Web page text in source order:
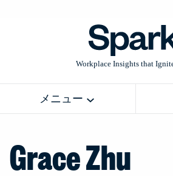
メニュー
Grace Zhu